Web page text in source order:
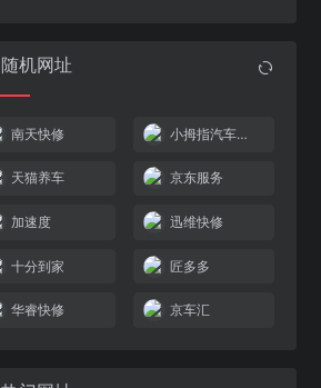
随机网址
南天快修 小拇指汽车服务连锁
天猫养车 京东服务
加速度 迅维快修
十分到家 匠多多
华睿快修 京车汇